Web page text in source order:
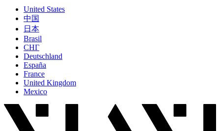
United States
中国
日本
Brasil
СНГ
Deutschland
España
France
United Kingdom
Mexico